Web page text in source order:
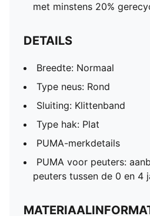
met minstens 20%
DETAILS
Breedte: Normaal
Type neus: Rond
Sluiting: Klittenband
Type hak: Plat
PUMA-merkdetails
PUMA voor peuters:
peuters tussen de 0 en 4